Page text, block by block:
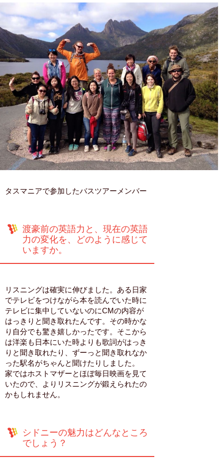
タスマニアで参加したバスツアーメンバー
渡豪前の英語力と、現在の英語
力の変化を、どのように感じて
いますか。
リスニングは確実に伸びました。ある日家
でテレビをつけながら本を読んでいた時に
テレビに集中していないのにCMの内容が
はっきりと聞き取れたんです。その時かな
り自分でも驚き嬉しかったです。そこから
は洋楽も日本にいた時よりも歌詞がはっき
りと聞き取れたり、ずーっと聞き取れなか
った駅名がちゃんと聞けたりしました。
家ではホストマザーとほぼ毎日映画を見て
いたので、よりリスニングが鍛えられたの
かもしれません。
シドニーの魅力はどんなところ
でしょう？